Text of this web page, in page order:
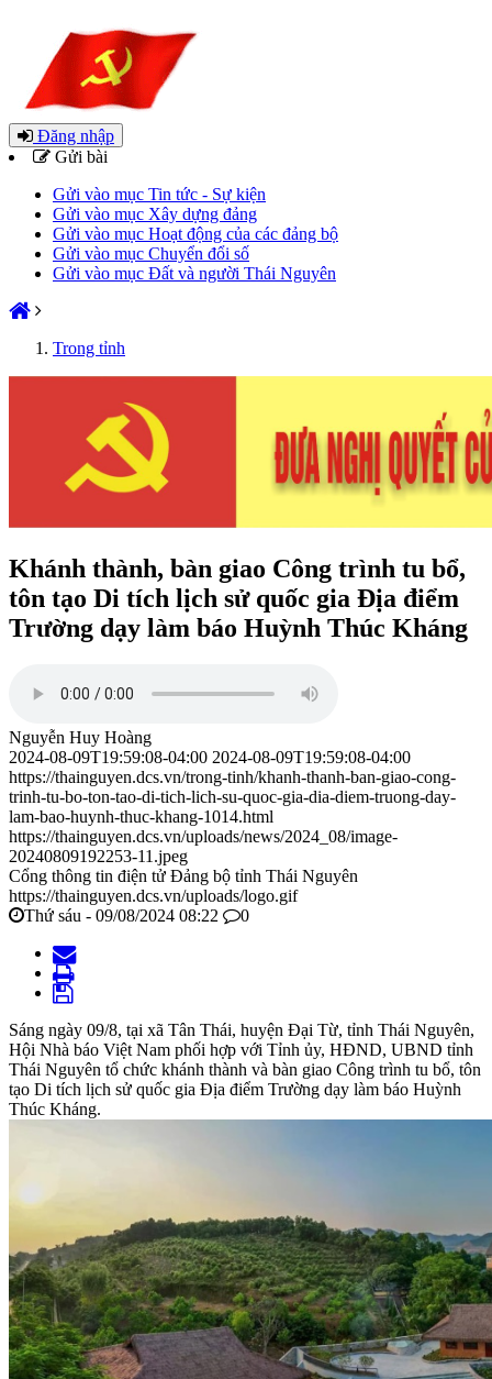
Đăng nhập
Gửi bài
Gửi vào mục Tin tức - Sự kiện
Gửi vào mục Xây dựng đảng
Gửi vào mục Hoạt động của các đảng bộ
Gửi vào mục Chuyển đổi số
Gửi vào mục Đất và người Thái Nguyên
Trong tỉnh
Khánh thành, bàn giao Công trình tu bổ,
tôn tạo Di tích lịch sử quốc gia Địa điểm
Trường dạy làm báo Huỳnh Thúc Kháng
Nguyễn Huy Hoàng
2024-08-09T19:59:08-04:00 2024-08-09T19:59:08-04:00
https://thainguyen.dcs.vn/trong-tinh/khanh-thanh-ban-giao-cong-
trinh-tu-bo-ton-tao-di-tich-lich-su-quoc-gia-dia-diem-truong-day-
lam-bao-huynh-thuc-khang-1014.html
https://thainguyen.dcs.vn/uploads/news/2024_08/image-
20240809192253-11.jpeg
Cổng thông tin điện tử Đảng bộ tỉnh Thái Nguyên
https://thainguyen.dcs.vn/uploads/logo.gif
Thứ sáu - 09/08/2024 08:22
0
Sáng ngày 09/8, tại xã Tân Thái, huyện Đại Từ, tỉnh Thái Nguyên,
Hội Nhà báo Việt Nam phối hợp với Tỉnh ủy, HĐND, UBND tỉnh
Thái Nguyên tổ chức khánh thành và bàn giao Công trình tu bổ, tôn
tạo Di tích lịch sử quốc gia Địa điểm Trường dạy làm báo Huỳnh
Thúc Kháng.